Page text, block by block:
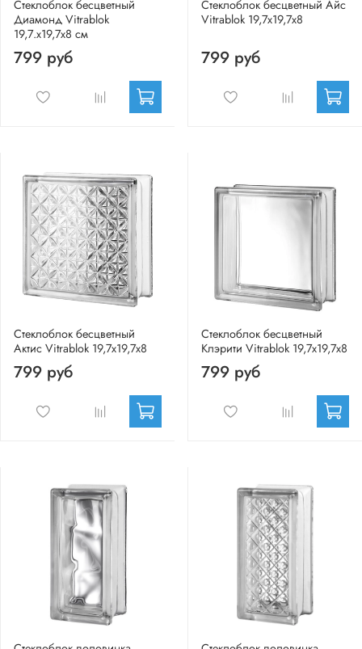
Стеклоблок бесцветный
Диамонд Vitrablok
19,7.x19,7x8 см
799 руб
Стеклоблок бесцветный Айс
Vitrablok 19,7x19,7x8
799 руб
Стеклоблок бесцветный
Актис Vitrablok 19,7x19,7x8
799 руб
Стеклоблок бесцветный
Клэрити Vitrablok 19,7x19,7x8
799 руб